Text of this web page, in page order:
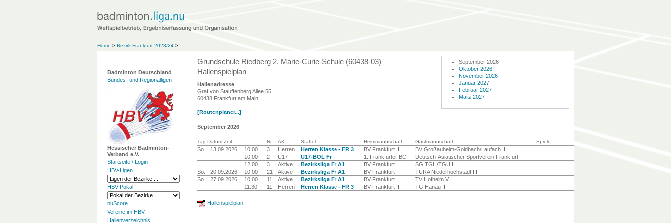
Home > Bezirk Frankfurt 2023/24>
Badminton Deutschland
Bundes- und Regionalligen
Hessischer Badminton-
Verband e.V.
Startseite / Login
HBV-Ligen
HBV-Pokal
nuScore
Vereine im HBV
Hallenverzeichnis
Grundschule Riedberg 2, Marie-Curie-Schule (60438-03)
Hallenspielplan
Hallenadresse
Graf von Stauffenberg Allee 55
60438 Frankfurt am Main
[Routenplaner...]
September 2026
Oktober 2026
November 2026
Januar 2027
Februar 2027
März 2027
September 2026
Tag Datum Zeit Nr. AK Staffel Heimmannschaft Gastmannschaft Spiele
So. 13.09.2026 10:00 3 Herren Herren Klasse - FR 3 BV Frankfurt II
BV Großauheim-Goldbach/Laufach III
10:00
2 U17 U17-BOL Fr 1. Frankfurter BC
Deutsch-Asiatischer Sportverein Frankfurt
12:00
3 Aktive Bezirksliga Fr A1 BV Frankfurt
SG TGH/TGU II
So.
20.09.2026 10:00 21 Aktive Bezirksliga Fr A1 BV Frankfurt
TURA Niederhöchstadt III
So.
27.09.2026 10:00 11 Aktive Bezirksliga Fr A1 BV Frankfurt
TV Hofheim V
11:30
11 Herren Herren Klasse - FR 3 BV Frankfurt II TG Hanau II
Hallenspielplan